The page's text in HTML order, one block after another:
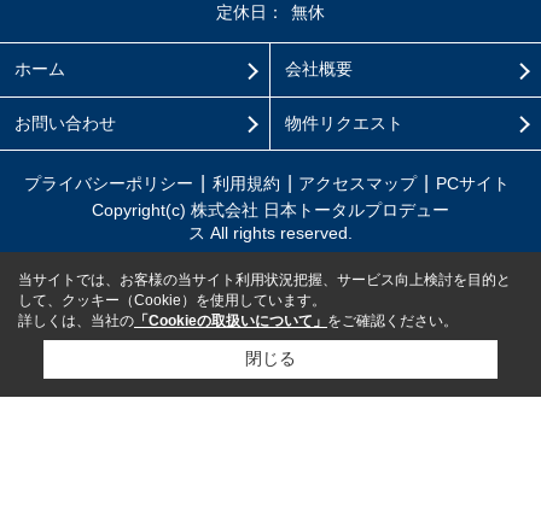
定休日：
無休
ホーム 会社概要
お問い合わせ 物件リクエスト
プライバシーポリシー 利用規約 アクセスマップ
PCサイト
Copyright(c) 株式会社 日本トータルプロデュー
ス All rights reserved.
当サイトでは、お客様の当サイト利用状況把握、サービス向上検討を目的と
して、クッキー（Cookie）を使用しています。
詳しくは、当社の 「Cookieの取扱いについて」 をご確認ください。
閉じる